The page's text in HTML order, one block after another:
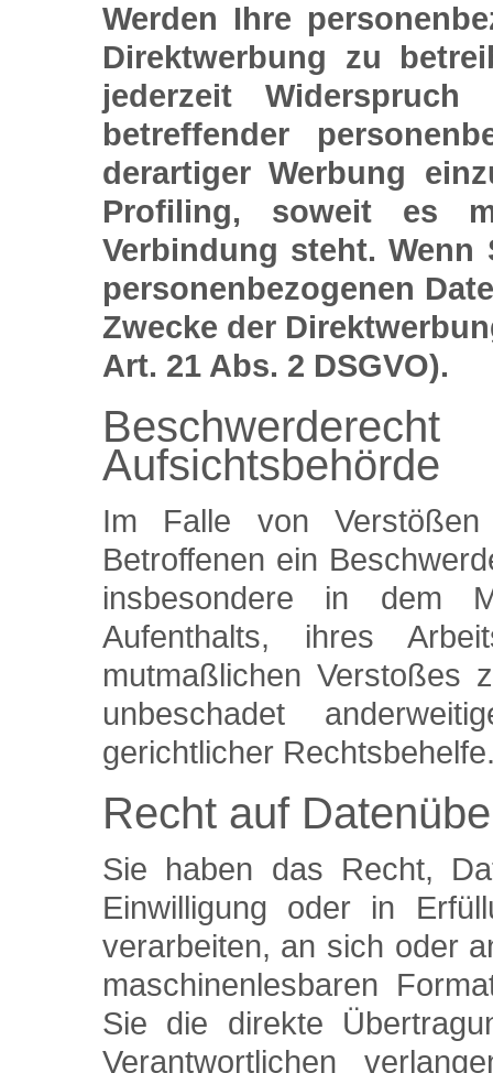
Werden Ihre
Direktwerbung zu
jederzeit
betreffender
derartiger Werbung
Profiling, soweit es
Verbindung steht. Wenn
personenbezogenen
Zwecke der
Art. 21 Abs. 2 DSGVO).
Aufsichtsbehörde
Im Falle von
Betroffenen ein
insbesondere in dem
Aufenthalts, ihres
mutmaßlichen Verstoßes
unbeschadet
gerichtlicher
Recht auf
Sie haben das Recht,
Einwilligung oder in
verarbeiten, an sich oder
maschinenlesbaren
Sie die direkte
Verantwortlichen